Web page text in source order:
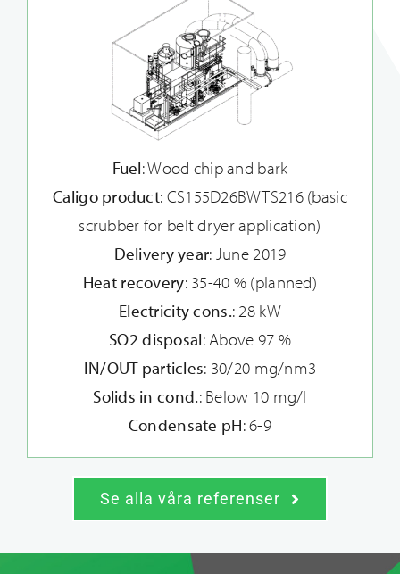
Fuel: Wood chip and bark
Caligo product: CS155D26BWTS216 (basic
scrubber for belt dryer application)
Delivery year: June 2019
Heat recovery: 35-40 % (planned)
Electricity cons.: 28 kW
SO2 disposal: Above 97 %
IN/OUT particles: 30/20 mg/nm3
Solids in cond.: Below 10 mg/l
Condensate pH: 6-9
Se alla våra referenser